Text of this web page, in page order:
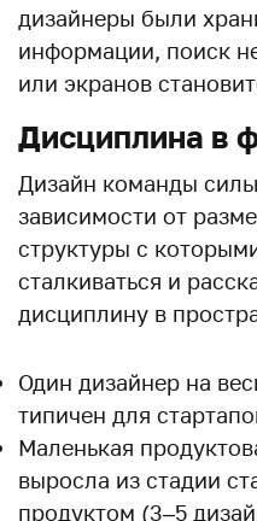
дизайнеры были
информации, поиск
или экранов
Дисциплина в
Дизайн команды
зависимости от
структуры с
сталкиваться и
дисциплину в
Один дизайнер на
типичен для
Маленькая
выросла из стадии
продуктом (3–5